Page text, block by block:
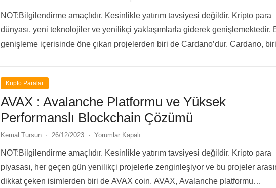
NOT:Bilgilendirme amaçlıdır. Kesinlikle yatırım tavsiyesi değildir. Kripto para
dünyası, yeni teknolojiler ve yenilikçi yaklaşımlarla giderek genişlemektedir.
genişleme içerisinde öne çıkan projelerden biri de Cardano’dur. Cardano,
Kripto Paralar
AVAX : Avalanche Platformu ve Yüksek
Performanslı Blockchain Çözümü
Kemal Tursun · 26/12/2023 · Yorumlar Kapalı
NOT:Bilgilendirme amaçlıdır. Kesinlikle yatırım tavsiyesi değildir. Kripto para
piyasası, her geçen gün yenilikçi projelerle zenginleşiyor ve bu projeler
dikkat çeken isimlerden biri de AVAX coin. AVAX, Avalanche platformu